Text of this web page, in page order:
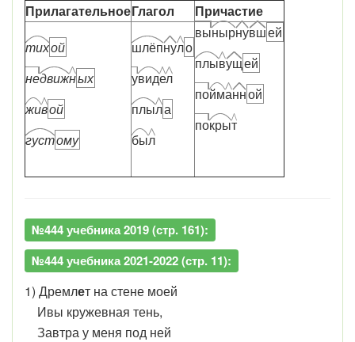
ПрилагательноеГлагол
Причастие
тихой
недвижных
живой
густому
шлёпнуло
увидел
плыла
был
вынырнувшей
плывущей
пойманной
покрыт
№444 учебника 2019 (стр. 161):
№444 учебника 2021-2022 (стр. 11):
1) Дремлет на стене моей
Ивы кружевная тень,
Завтра у меня под ней